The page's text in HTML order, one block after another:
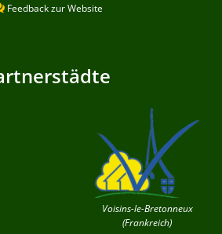
Feedback zur Website
Voisins-le-Bretonneux
(Frankreich)